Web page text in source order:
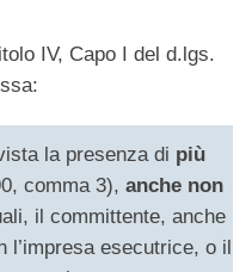
IV, Capo I del d.lgs.
la presenza di più
comma 3), anche non
il committente, anche
esecutrice, o il